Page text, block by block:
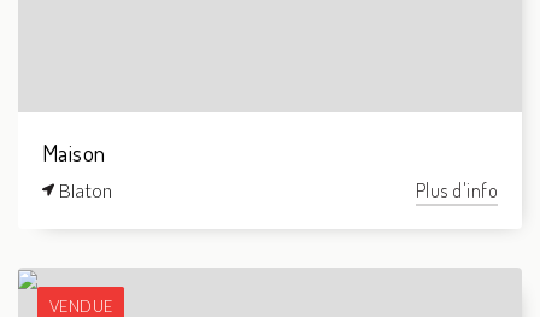
Maison
Blaton Plus d'info
VENDUE